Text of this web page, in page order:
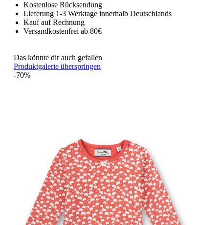
Kostenlose Rücksendung
Lieferung 1-3 Werktage innerhalb Deutschlands
Kauf auf Rechnung
Versandkostenfrei ab 80€
Das könnte dir auch gefallen
Produktgalerie überspringen
-70%